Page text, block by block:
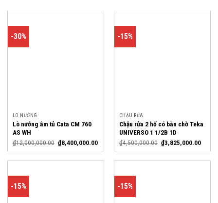
-30%
LÒ NƯỚNG
Lò nướng âm tủ Cata CM 760
AS WH
₫12,000,000.00 ₫8,400,000.00
-15%
CHẬU RỬA
Chậu rửa 2 hố có bàn chờ Teka
UNIVERSO 1 1/2B 1D
₫4,500,000.00 ₫3,825,000.00
-15% -15%